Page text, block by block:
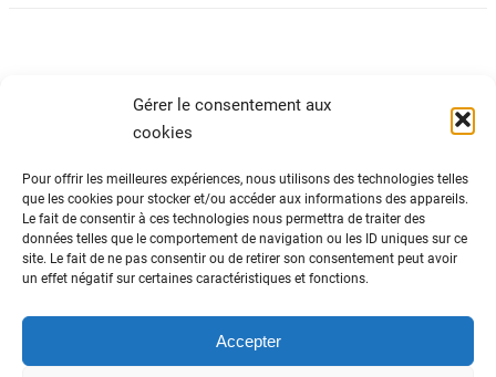
Gérer le consentement aux
cookies
Pour offrir les meilleures expériences, nous utilisons des technologies telles
que les cookies pour stocker et/ou accéder aux informations des appareils.
Le fait de consentir à ces technologies nous permettra de traiter des
données telles que le comportement de navigation ou les ID uniques sur ce
site. Le fait de ne pas consentir ou de retirer son consentement peut avoir
un effet négatif sur certaines caractéristiques et fonctions.
Accepter
ADN Tourisme
Fédération nationale des organismes
institutionnels de tourisme